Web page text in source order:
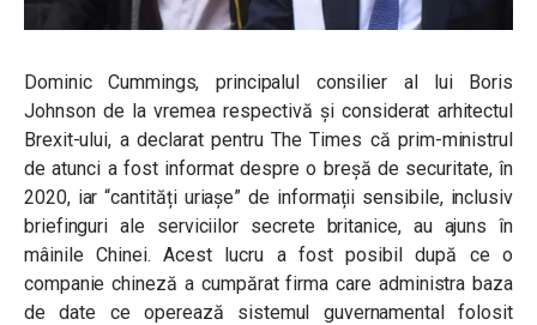
Dominic Cummings, principalul consilier al lui Boris
Johnson de la vremea respectivă și considerat arhitectul
Brexit-ului, a declarat pentru The Times că prim-ministrul
de atunci a fost informat despre o breșă de securitate, în
2020, iar “cantități uriașe” de informații sensibile, inclusiv
briefinguri ale serviciilor secrete britanice, au ajuns în
mâinile Chinei. Acest lucru a fost posibil după ce o
companie chineză a cumpărat firma care administra baza
de date ce operează sistemul guvernamental folosit